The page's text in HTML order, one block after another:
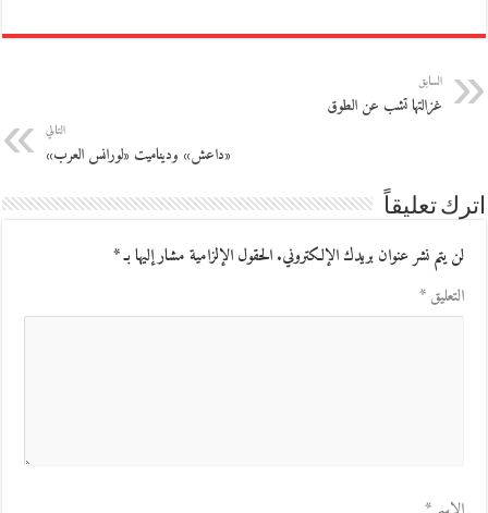
السابق
غزالتها تشب عن الطوق
التالي
«داعش» وديناميت «لورانس العرب»
اترك تعليقاً
لن يتم نشر عنوان بريدك الإلكتروني.الحقول الإلزامية مشار إليها بـ*
التعليق*